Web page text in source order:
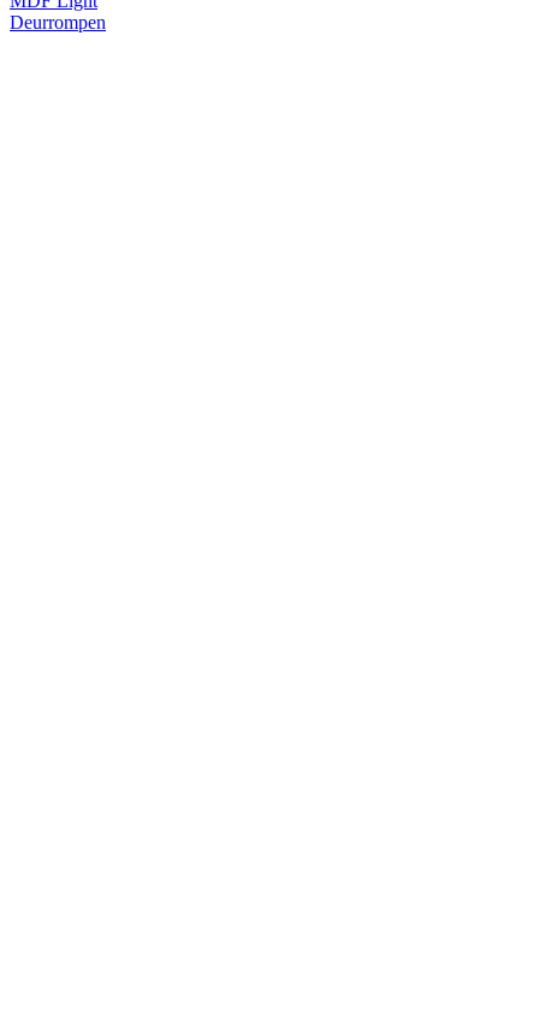
Deurrompen